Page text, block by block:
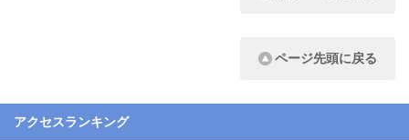
ページ先頭に戻る
アクセスランキング